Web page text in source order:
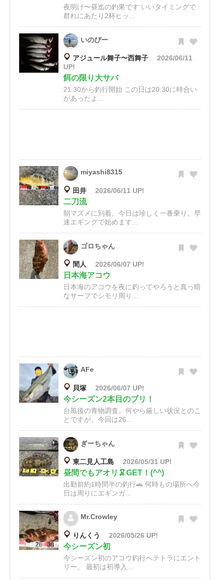
夜明け〜昼迄の釣果です いいタイミングで
群れにあたり2杯ヒッ...
いのぴー
アジュール舞子〜西舞子
2026/06/11
UP!
餌の限り大サバ
21:30から釣行開始 この日は20:30に時合い
があったよ...
miyashi8315
田井 2026/06/11 UP!
二刀流
朝マズメに到着。今日は珍しく一番乗り。早
速エギングで始めます...
ゴロちゃん
間人 2026/06/07 UP!
日本海アコウ
日本海のアコウを夜に釣ってやろうと真っ暗
なサーフでシモリ周り...
AFe
貝塚 2026/06/07 UP!
今シーズン2本目のブリ！
台風後の青物調査。何やら厳しい状況とのこ
とですが、今回は26...
ぎーちゃん
東二見人工島 2026/05/31 UP!
昼間でもアオリ🦑GET！(^^)
出勤前約1時間半の釣行🚗 何時もの場所へ今
日は周りにエギンガ...
Mr.Crowley
りんくう 2026/05/26 UP!
今シーズン初
今シーズン初のアコウ釣行へテトラにエント
リー。 最初は初導入...